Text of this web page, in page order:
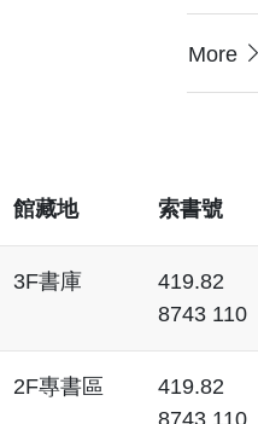
More
館藏地 索書號
3F書庫
419.82
8743 110
2F專書區
419.82
8743 110